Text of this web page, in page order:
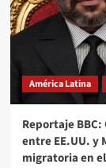
América Latina
Reportaje
entre EE.UU. y
migratoria en